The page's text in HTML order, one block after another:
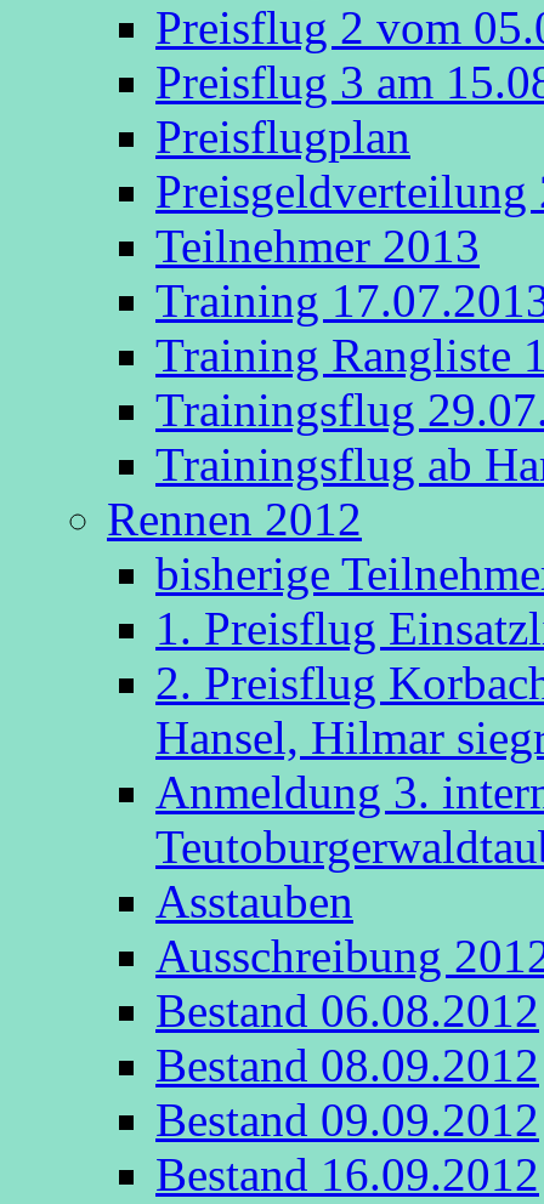
Preisflug 2 vom
Preisflug 3 am
Preisflugplan
Preisgeldverteilung
Teilnehmer 2013
Training
Training Rangliste
Trainingsflug
Trainingsflug ab
Rennen 2012
bisherige
1. Preisflug
2. Preisflug
Hansel, Hilmar
Anmeldung 3.
Asstauben
Ausschreibung
Bestand 06.08.2012
Bestand 08.09.2012
Bestand 09.09.2012
Bestand 16.09.2012